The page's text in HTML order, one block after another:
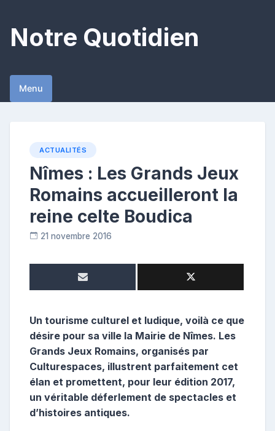
content
Notre Quotidien
Menu
ACTUALITÉS
Nîmes : Les Grands Jeux
Romains accueilleront la
reine celte Boudica
21 novembre 2016
e
e
u
r
Un tourisme culturel et ludique, voilà ce que
désire pour sa ville la Mairie de Nîmes. Les
Grands Jeux Romains, organisés par
Culturespaces, illustrent parfaitement cet
élan et promettent, pour leur édition 2017,
un véritable déferlement de spectacles et
d’histoires antiques.